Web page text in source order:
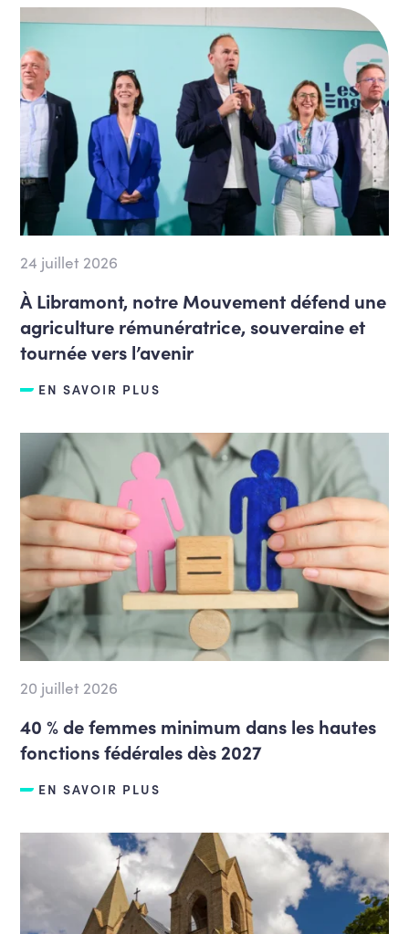
24 juillet 2026
À Libramont, notre Mouvement défend une
agriculture rémunératrice, souveraine et
tournée vers l’avenir
EN SAVOIR PLUS
20 juillet 2026
40 % de femmes minimum dans les hautes
fonctions fédérales dès 2027
EN SAVOIR PLUS